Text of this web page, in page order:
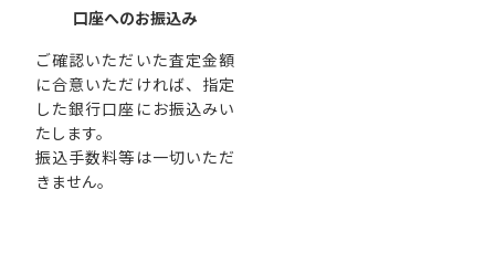
口座へのお振込み
ご確認いただいた査定金額
に合意いただければ、指定
した銀行口座にお振込みい
たします。
振込手数料等は一切いただ
きません。